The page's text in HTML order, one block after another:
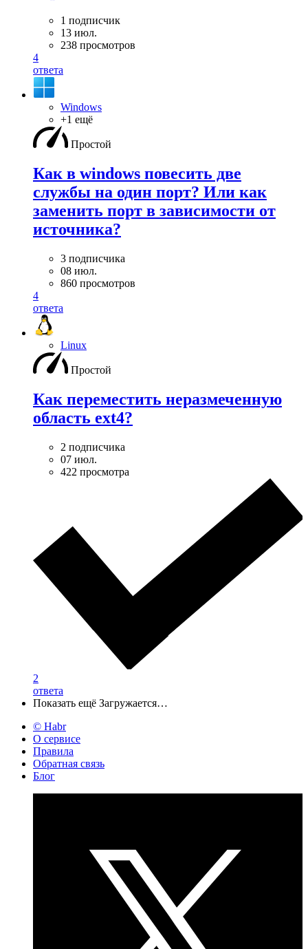
1 подписчик
13 июл.
238 просмотров
4
ответа
Windows
+1 ещё
Простой
Как в windows повесить две
службы на один порт? Или как
заменить порт в зависимости от
источника?
3 подписчика
08 июл.
860 просмотров
4
ответа
Linux
Простой
Как переместить неразмеченную
область ext4?
2 подписчика
07 июл.
422 просмотра
2
ответа
Показать ещё Загружается…
© Habr
О сервисе
Правила
Обратная связь
Блог